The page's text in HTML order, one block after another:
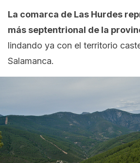
La comarca de Las Hurdes
más septentrional de la
lindando ya con el territorio
Salamanca.